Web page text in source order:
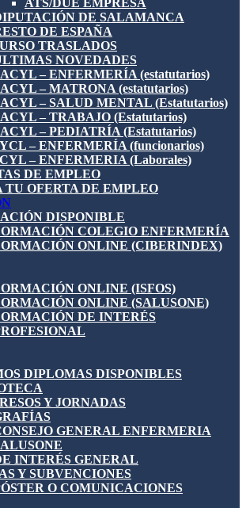
DE SALAMANCA
DE ESPAÑA
TRASLADOS
NOVEDADES
– ENFERMERÍA (estatutarios)
– MATRONA (estatutarios)
– SALUD MENTAL (Estatutarios)
– TRABAJO (Estatutarios)
– PEDIATRÍA (Estatutarios)
– ENFERMERÍA (funcionarios)
– ENFERMERIA (Laborales)
DE EMPLEO
TU OFERTA DE EMPLEO
DISPONIBLE
COLEGIO ENFERMERÍA
ONLINE (CIBERINDEX)
ONLINE (ISFOS)
ONLINE (SALUSONE)
DE INTERÉS
DIPLOMAS DISPONIBLES
Y JORNADAS
GENERAL ENFERMERIA
INTERÉS GENERAL
Y SUBVENCIONES
O COMUNICACIONES